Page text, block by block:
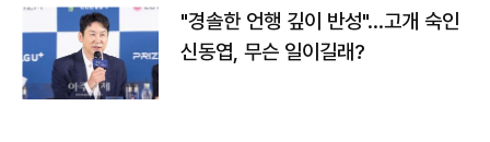
"경솔한 언행 깊이 반성"…고개 숙인
신동엽, 무슨 일이길래?